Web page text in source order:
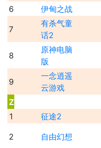
6
伊甸之战
7
有杀气童
话2
8
原神电脑
版
9
一念逍遥
云游戏
Z
1
征途2
2 自由幻想